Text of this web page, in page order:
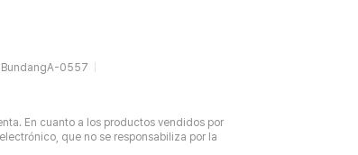
0557
En cuanto a los productos vendidos por
que no se responsabiliza por la